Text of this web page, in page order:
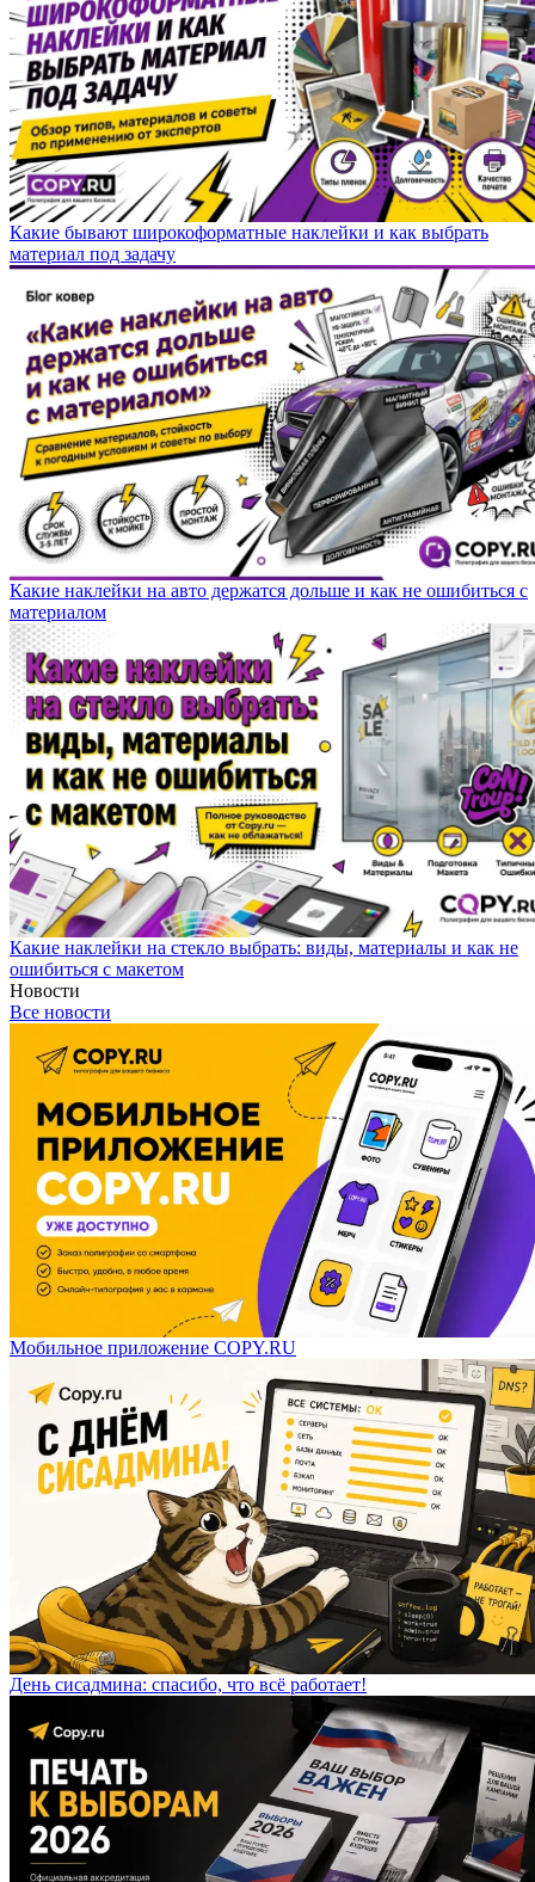
Какие бывают широкоформатные наклейки и как выбрать
материал под задачу
Какие наклейки на авто держатся дольше и как не ошибиться с
материалом
Какие наклейки на стекло выбрать: виды, материалы и как не
ошибиться с макетом
Новости
Все новости
Мобильное приложение COPY.RU
День сисадмина: спасибо, что всё работает!